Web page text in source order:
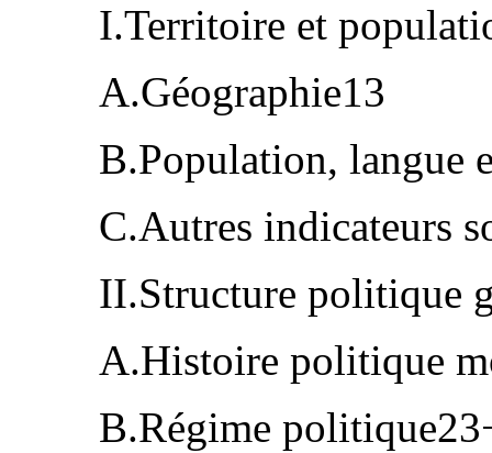
I.Territoire et
A.Géographie13
B.Population, langue
C.Autres indicateurs
II.Structure politique
A.Histoire politique
B.Régime